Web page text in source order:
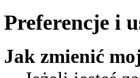
Preferencje i
Jak zmienić